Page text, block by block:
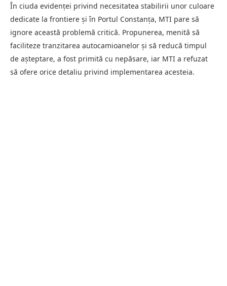
În ciuda evidenței privind necesitatea stabilirii unor culoare
dedicate la frontiere și în Portul Constanța, MTI pare să
ignore această problemă critică. Propunerea, menită să
faciliteze tranzitarea autocamioanelor și să reducă timpul
de așteptare, a fost primită cu nepăsare, iar MTI a refuzat
să ofere orice detaliu privind implementarea acesteia.